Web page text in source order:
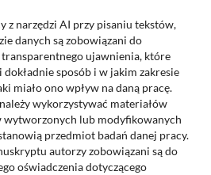
z narzędzi AI przy pisaniu tekstów,
danych są zobowiązani do
ujawnienia, które
dokładnie sposób i w jakim zakresie
miało ono wpływ na daną pracę.
wykorzystywać materiałów
wytworzonych lub modyfikowanych
przedmiot badań danej pracy.
autorzy zobowiązani są do
oświadczenia dotyczącego